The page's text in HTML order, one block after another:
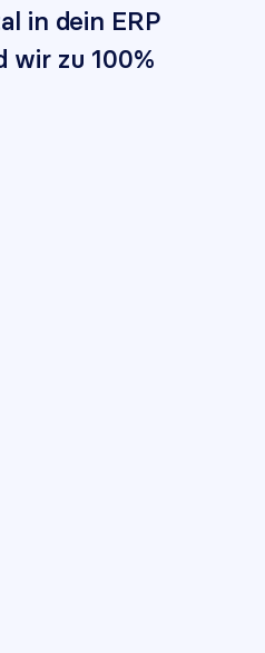
in dein ERP
wir zu 100%